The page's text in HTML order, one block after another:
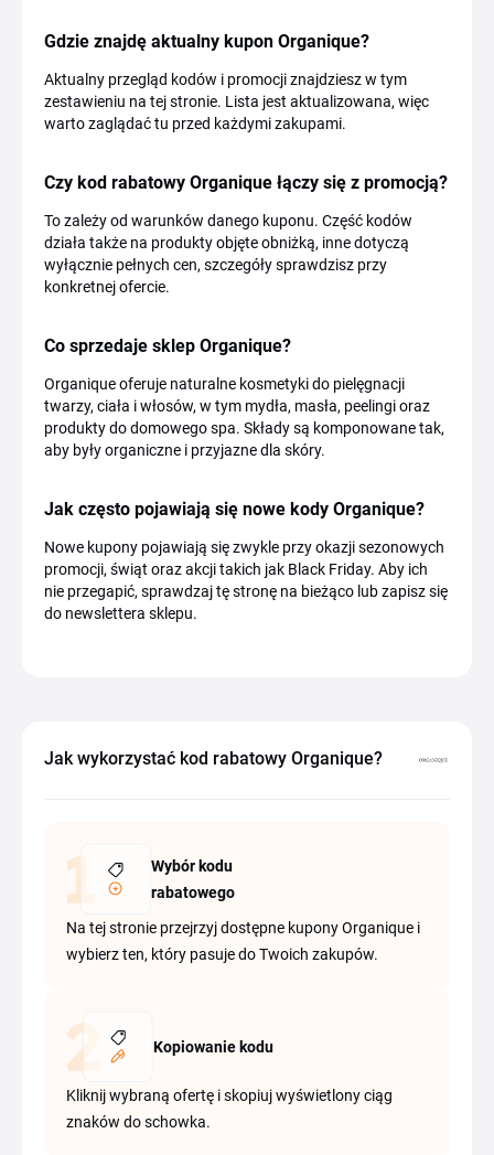
Gdzie znajdę aktualny kupon Organique?
Aktualny przegląd kodów i promocji znajdziesz w tym
zestawieniu na tej stronie. Lista jest aktualizowana, więc
warto zaglądać tu przed każdymi zakupami.
Czy kod rabatowy Organique łączy się z promocją?
To zależy od warunków danego kuponu. Część kodów
działa także na produkty objęte obniżką, inne dotyczą
wyłącznie pełnych cen, szczegóły sprawdzisz przy
konkretnej ofercie.
Co sprzedaje sklep Organique?
Organique oferuje naturalne kosmetyki do pielęgnacji
twarzy, ciała i włosów, w tym mydła, masła, peelingi oraz
produkty do domowego spa. Składy są komponowane tak,
aby były organiczne i przyjazne dla skóry.
Jak często pojawiają się nowe kody Organique?
Nowe kupony pojawiają się zwykle przy okazji sezonowych
promocji, świąt oraz akcji takich jak Black Friday. Aby ich
nie przegapić, sprawdzaj tę stronę na bieżąco lub zapisz się
do newslettera sklepu.
Jak wykorzystać kod rabatowy Organique?
Wybór kodu
rabatowego
Na tej stronie przejrzyj dostępne kupony Organique i
wybierz ten, który pasuje do Twoich zakupów.
Kopiowanie kodu
Kliknij wybraną ofertę i skopiuj wyświetlony ciąg
znaków do schowka.